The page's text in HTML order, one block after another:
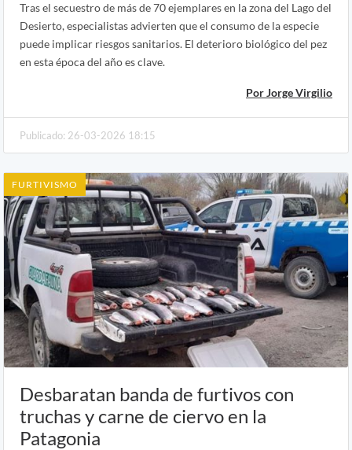
Tras el secuestro de más de 70 ejemplares en la zona del Lago del
Desierto, especialistas advierten que el consumo de la especie
puede implicar riesgos sanitarios. El deterioro biológico del pez
en esta época del año es clave.
Por Jorge Virgilio
Publicado: 26-03-2026 18:15
FURTIVISMO
Desbaratan banda de furtivos con
truchas y carne de ciervo en la
Patagonia